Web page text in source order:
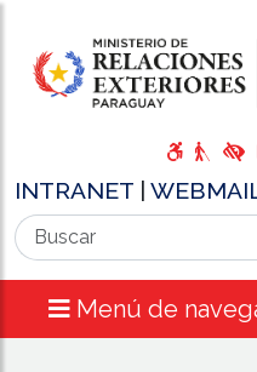
INTRANET
Menú de